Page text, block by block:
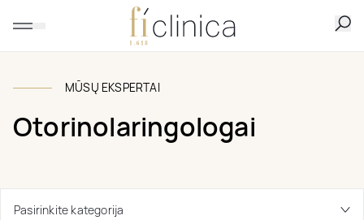
MŪSŲ EKSPERTAI
Otorinolaringologai